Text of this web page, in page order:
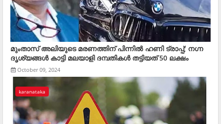
മുംതാസ് അലിയുടെ മരണത്തിന് പിന്നില്‍ ഹണി ട്രാപ്പ്; നഗ്ന
ദൃശ്യങ്ങള്‍ കാട്ടി മലയാളി ദമ്പതികള്‍ തട്ടിയത് 50 ലക്ഷം
October 09, 2024
karanataka